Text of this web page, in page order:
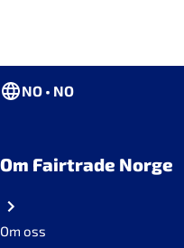
NO • NO
Om Fairtrade Norge
Om oss